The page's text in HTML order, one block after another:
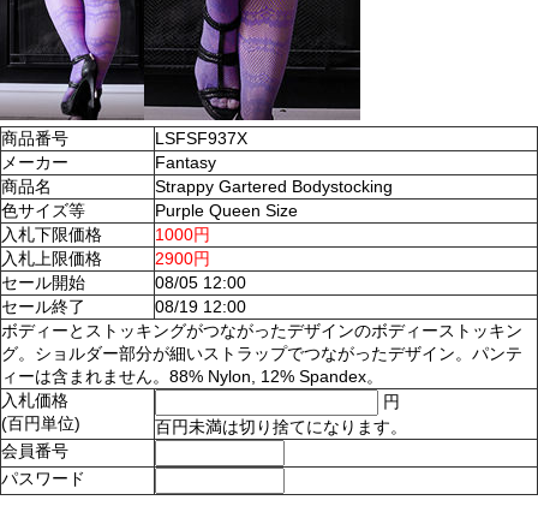
商品番号
LSFSF937X
メーカー
Fantasy
商品名
Strappy Gartered Bodystocking
色サイズ等
Purple Queen Size
入札下限価格
1000円
入札上限価格
2900円
セール開始
08/05 12:00
セール終了
08/19 12:00
ボディーとストッキングがつながったデザインのボディーストッキン
グ。ショルダー部分が細いストラップでつながったデザイン。パンテ
ィーは含まれません。88% Nylon, 12% Spandex。
入札価格
(百円単位)
円
百円未満は切り捨てになります。
会員番号
パスワード